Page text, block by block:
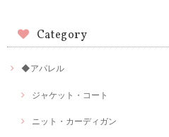
Category
◆アパレル
ジャケット・コート
ニット・カーディガン